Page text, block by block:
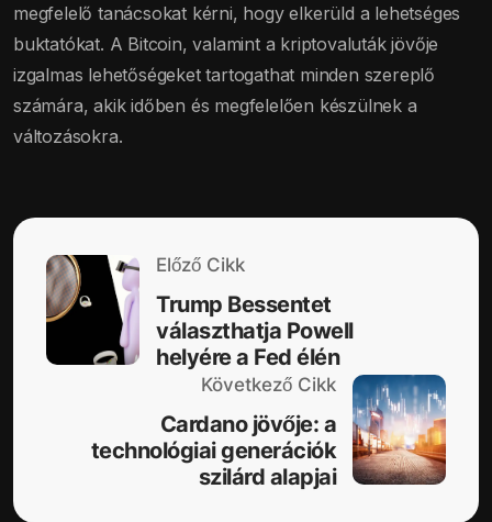
megfelelő tanácsokat kérni, hogy elkerüld a lehetséges
buktatókat. A Bitcoin, valamint a kriptovaluták jövője
izgalmas lehetőségeket tartogathat minden szereplő
számára, akik időben és megfelelően készülnek a
változásokra.
Előző Cikk
Trump Bessentet
választhatja Powell
helyére a Fed élén
Következő Cikk
Cardano jövője: a
technológiai generációk
szilárd alapjai